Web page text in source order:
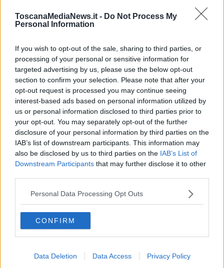
ToscanaMediaNews.it - Do Not Process My
Personal Information
If you wish to opt-out of the sale, sharing to third parties, or
processing of your personal or sensitive information for
targeted advertising by us, please use the below opt-out
section to confirm your selection. Please note that after your
opt-out request is processed you may continue seeing
interest-based ads based on personal information utilized by
us or personal information disclosed to third parties prior to
your opt-out. You may separately opt-out of the further
disclosure of your personal information by third parties on the
IAB’s list of downstream participants. This information may
also be disclosed by us to third parties on the IAB’s List of
Downstream Participants that may further disclose it to other
Personal Data Processing Opt Outs
CONFIRM
Data Deletion Data Access Privacy Policy
Continuando, la nonna e il carretto
Metaverso smart
Anzi
Confessioni autoreferenziali
Utopie
Estate
Il lago
Il diluvio
La classe
Pensieri incoerenti
Dal balcone
Insomnia
Il guardiano
Lo sgombero
Erodoto e Tucidide
L'evoluzione della specie
Il servizio
Riflessioni
L'Oscuro
Il paese dei balocchi